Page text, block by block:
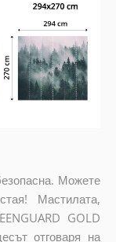
Можете
Мастилата,
GOLD
отговаря на